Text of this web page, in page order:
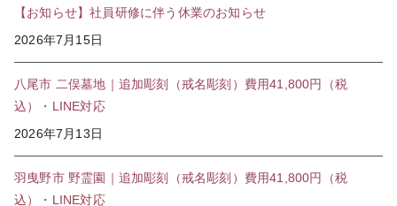
【お知らせ】社員研修に伴う休業のお知らせ
2026年7月15日
八尾市 二俣墓地｜追加彫刻（戒名彫刻）費用41,800円（税
込）・LINE対応
2026年7月13日
羽曳野市 野霊園｜追加彫刻（戒名彫刻）費用41,800円（税
込）・LINE対応